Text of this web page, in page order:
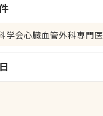
学会心臓血管外科専門医